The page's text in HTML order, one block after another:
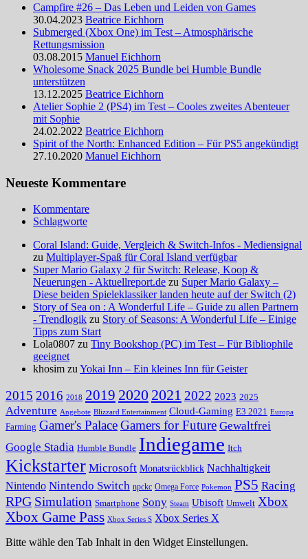
Campfire #26 – Das Leben und Leiden von Games
30.04.2023 Beatrice Eichhorn
Submerged (Xbox One) im Test – Atmosphärische
Rettungsmission
03.08.2015 Manuel Eichhorn
Wholesome Snack 2025 Bundle bei Humble Bundle
unterstützen
13.12.2025 Beatrice Eichhorn
Atelier Sophie 2 (PS4) im Test – Cooles zweites Abenteuer
mit Sophie
24.02.2022 Beatrice Eichhorn
Spirit of the North: Enhanced Edition – Für PS5 angekündigt
27.10.2020 Manuel Eichhorn
Neueste Kommentare
Kommentare
Schlagworte
Coral Island: Guide, Vergleich & Switch-Infos - Mediensignal
zu Multiplayer-Spaß für Coral Island verfügbar
Super Mario Galaxy 2 für Switch: Release, Koop &
Neuerungen - Aktuellreport.de zu Super Mario Galaxy –
Diese beiden Spieleklassiker landen heute auf der Switch (2)
Story of Sea on : A Wonderful Life – Guide zu allen Partnern
- Trendlogik zu Story of Seasons: A Wonderful Life – Einige
Tipps zum Start
Lola0807 zu Tiny Bookshop (PC) im Test – Für Bibliophile
geeignet
khosim zu Yokai Inn – Ein kleines Inn für Geister
2015 2016 2018 2019 2020 2021 2022 2023 2025
Adventure Angebote Blizzard Entertainment Cloud-Gaming E3 2021 Europa
Farming Gamer's PalaceGamers for Future Gewaltfrei
Google Stadia Humble Bundle Indiegame Itch
Kickstarter Microsoft Monatsrückblick Nachhaltigkeit
Nintendo Nintendo Switch npckc Omega Force Pokemon PS5 Racing
RPG Simulation Smartphone Sony Steam Ubisoft Umwelt Xbox
Xbox Game Pass Xbox Series S Xbox Series X
Bitte wähle den Tab Inhalt in den Widget Einstellungen.